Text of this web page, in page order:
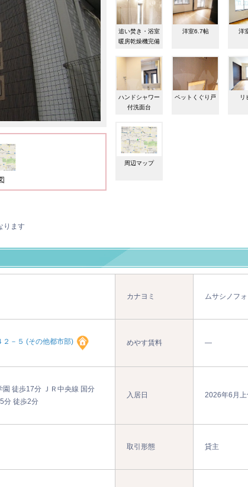
追い焚き・浴室
暖房乾燥機完備
洋室6.7帖 洋
ハンドシャワー
付洗面台
ペットくぐり戸 リ
周辺マップ
ります
カナヨミ ムサシノフ
２－５ (その他都市部) めやす賃料 ―
徒歩17分 ＪＲ中央線 国分
分 徒歩2分
入居日 2026年6月上
取引形態 貸主